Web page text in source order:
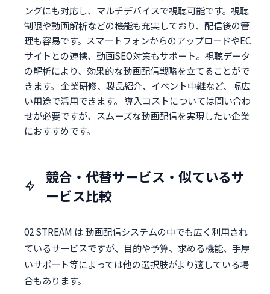
ングにも対応し、マルチデバイスで視聴可能です。視聴
制限や動画解析などの機能も充実しており、配信後の管
理も容易です。スマートフォンからのアップロードやEC
サイトとの連携、動画SEO対策もサポート。視聴データ
の解析により、効果的な動画配信戦略を立てることがで
きます。 企業研修、製品紹介、イベント中継など、幅広
い用途で活用できます。 導入コストについては問い合わ
せが必要ですが、スムーズな動画配信を実現したい企業
におすすめです。
競合・代替サービス・似ているサ
ービス比較
02 STREAM は 動画配信システムの中でも広く利用され
ているサービスですが、目的や予算、求める機能、手厚
いサポート等によっては他の選択肢がより適している場
合もあります。